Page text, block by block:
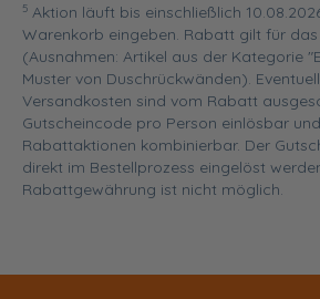
5 Aktion läuft bis einschließlich
Warenkorb eingeben. Rabatt gilt für
(Ausnahmen: Artikel aus der Kategorie
Muster von Duschrückwänden).
Versandkosten sind vom Rabatt
Gutscheincode pro Person einlösbar
Rabattaktionen kombinierbar. Der
direkt im Bestellprozess eingelöst
Rabattgewährung ist nicht möglich.